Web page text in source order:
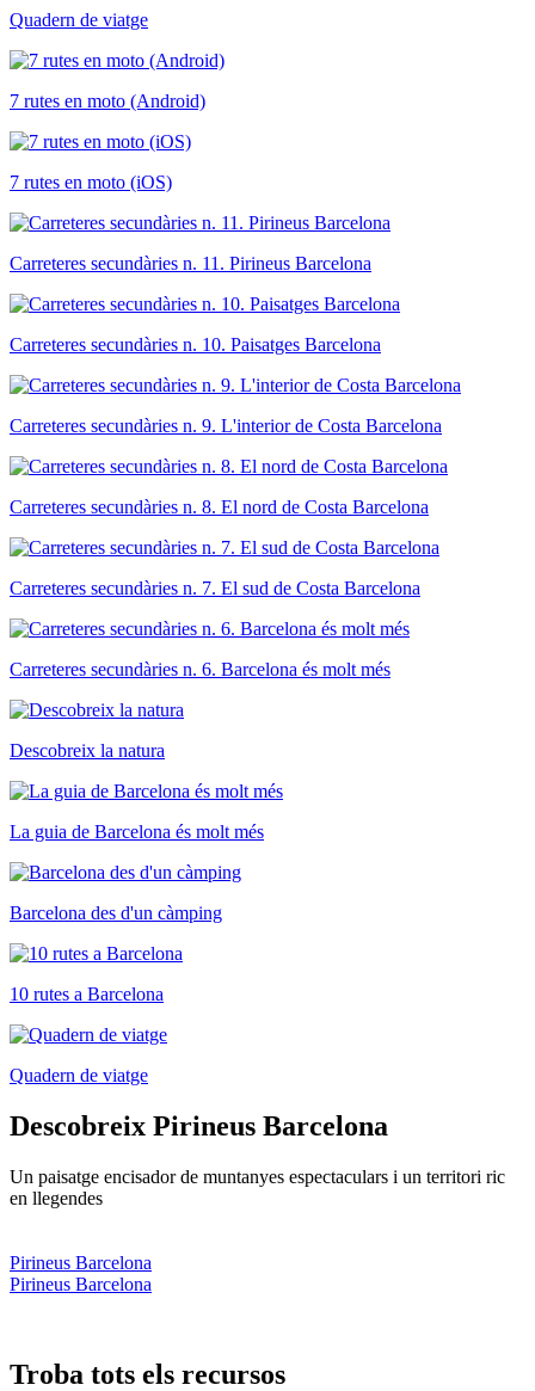
Quadern de viatge
7 rutes en moto (Android)
7 rutes en moto (iOS)
Carreteres secundàries n. 11. Pirineus Barcelona
Carreteres secundàries n. 10. Paisatges Barcelona
Carreteres secundàries n. 9. L'interior de Costa Barcelona
Carreteres secundàries n. 8. El nord de Costa Barcelona
Carreteres secundàries n. 7. El sud de Costa Barcelona
Carreteres secundàries n. 6. Barcelona és molt més
Descobreix la natura
La guia de Barcelona és molt més
Barcelona des d'un càmping
10 rutes a Barcelona
Quadern de viatge
Descobreix Pirineus Barcelona
Un paisatge encisador de muntanyes espectaculars i un territori ric
en llegendes
Pirineus Barcelona
Pirineus Barcelona
Troba tots els recursos